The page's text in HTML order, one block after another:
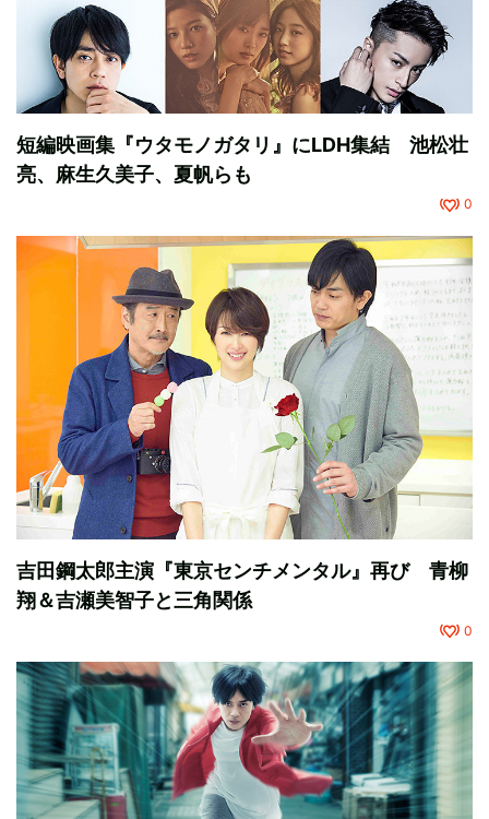
短編映画集『ウタモノガタリ』にLDH集結 池松壮
亮、麻生久美子、夏帆らも
0
吉田鋼太郎主演『東京センチメンタル』再び 青柳
翔＆吉瀬美智子と三角関係
0